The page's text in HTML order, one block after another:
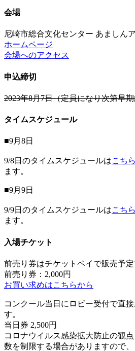
会場
尼崎市総合文化センター あましん
ホームページ
会場へのアクセス
申込締切
2023年8月7日（定員になり次第早
タイムスケジュール
■9月8日
9/8日のタイムスケジュールはこちら
ます。
■9月9日
9/9日のタイムスケジュールはこちら
ます。
入場チケット
前売り券はチケットペイで販売予
前売り券：2,000円
お買い求めはこちらから
コンクール当日にロビー受付で直
す。
当日券 2,500円
コロナウイルス感染拡大防止の観
数を制限する場合がありますので、